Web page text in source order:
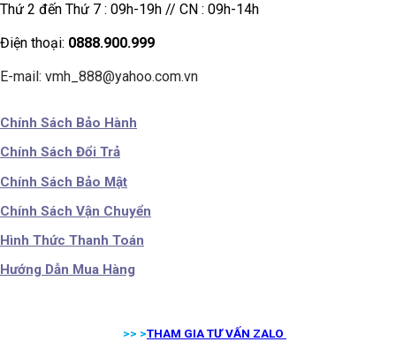
Thứ 2 đến Thứ 7 : 09h-19h // CN : 09h-14h
Điện thoại: 0888.900.999
E-mail: vmh_888@yahoo.com.vn
Chính Sách Bảo Hành
Chính Sách Đổi Trả
Chính Sách Bảo Mật
Chính Sách Vận Chuyển
Hình Thức Thanh Toán
Hướng Dẫn Mua Hàng
>> >THAM GIA TƯ VẤN ZALO